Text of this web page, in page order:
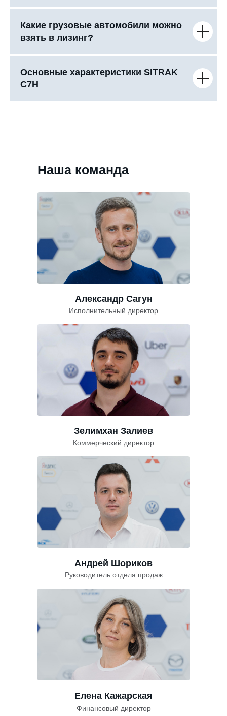
Какие грузовые автомобили можно
взять в лизинг?
Основные характеристики SITRAK
C7H
Наша команда
Александр Сагун
Зелимхан Залиев
Андрей Шориков
Исполнительный директор
Коммерческий директор
Руководитель отдела продаж
Елена Кажарская
Финансовый директор